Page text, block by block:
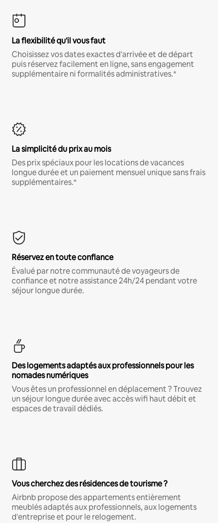
La flexibilité qu'il vous faut
Choisissez vos dates exactes d'arrivée et de départ
puis réservez facilement en ligne, sans engagement
supplémentaire ni formalités administratives.*
La simplicité du prix au mois
Des prix spéciaux pour les locations de vacances
longue durée et un paiement mensuel unique sans frais
supplémentaires.*
Réservez en toute confiance
Évalué par notre communauté de voyageurs de
confiance et notre assistance 24h/24 pendant votre
séjour longue durée.
Des logements adaptés aux professionnels pour les
nomades numériques
Vous êtes un professionnel en déplacement ? Trouvez
un séjour longue durée avec accès wifi haut débit et
espaces de travail dédiés.
Vous cherchez des résidences de tourisme ?
Airbnb propose des appartements entièrement
meublés adaptés aux professionnels, aux logements
d'entreprise et pour le relogement.